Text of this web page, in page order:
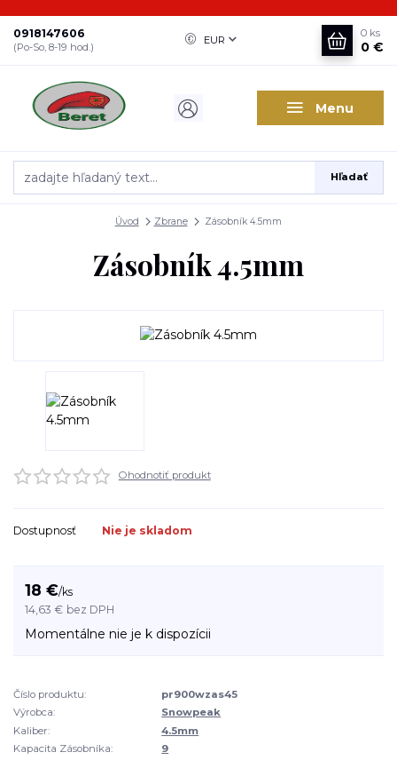
Menu
EUR
Hľadať
0918147606
(Po-So, 8-19 hod.)
0 ks
0 €
Úvod Zbrane Zásobník 4.5mm
Zásobník 4.5mm
Ohodnotiť produkt
Dostupnosť Nie je skladom
18 €/ks
14,63 € bez DPH
Momentálne nie je k dispozícii
Číslo produktu:
pr900wzas45
Výrobca:
Snowpeak
Kaliber:
4.5mm
Kapacita Zásobníka:
9